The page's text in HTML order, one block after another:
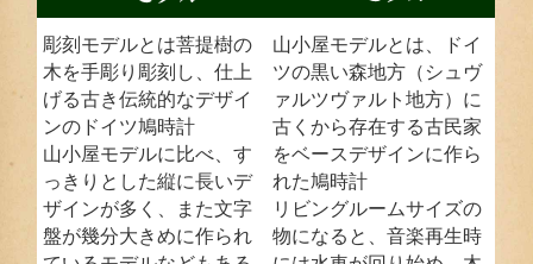
彫刻モデルとは菩提樹の
木を手彫り彫刻し、仕上
げる古き伝統的なデザイ
ンのドイツ鳩時計
山小屋モデルに比べ、す
っきりとした縦に長いデ
ザインが多く、また文字
盤が幾分大きめに作られ
山小屋モデルとは、ドイ
ツの黒い森地方（シュヴ
ァルツヴァルト地方）に
古くから存在する古民家
をベースデザインに作ら
れた鳩時計
リビングルームサイズの
物になると、音楽再生時